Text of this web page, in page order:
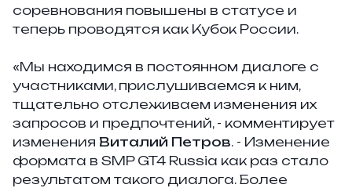
соревнования повышены в статусе и
теперь проводятся как Кубок России.
«Мы находимся в постоянном диалоге с
участниками, прислушиваемся к ним,
тщательно отслеживаем изменения их
запросов и предпочтений, - комментирует
изменения Виталий Петров. - Изменение
формата в SMP GT4 Russia как раз стало
результатом такого диалога. Более